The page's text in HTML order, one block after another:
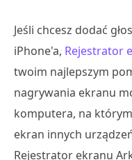
Jeśli chcesz dodać
iPhone'a, Rejestrator
twoim najlepszym
nagrywania ekranu
komputera, na
ekran innych
Rejestrator ekranu